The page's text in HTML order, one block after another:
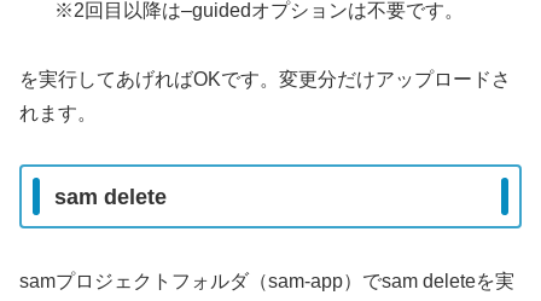
※2回目以降は–guidedオプションは不要です。
を実行してあげればOKです。変更分だけアップロードさ
れます。
sam delete
samプロジェクトフォルダ（sam-app）でsam deleteを実